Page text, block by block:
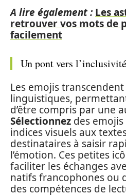
A lire également : Les
retrouver vos mots de
facilement
Un pont vers l’inclusivité
Les emojis
linguistiques,
d’être compris par une
Sélectionnez des
indices visuels aux
destinataires à saisir
l’émotion. Ces petites
faciliter les échanges
natifs francophones ou
des compétences de